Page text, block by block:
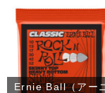
Ernie Ball（アー